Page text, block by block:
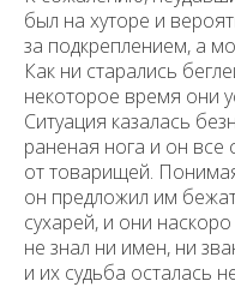
был на хуторе и
за подкреплением, а
Как ни старались
некоторое время они
Ситуация казалась
раненая нога и он все
от товарищей.
он предложил им
сухарей, и они
не знал ни имен, ни
и их судьба осталась